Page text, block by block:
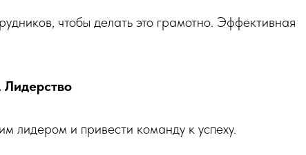
чтобы делать это грамотно. Эффективная
Лидерство
лидером и привести команду к успеху.